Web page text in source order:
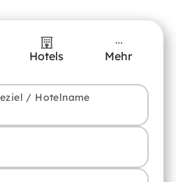
Hotels Mehr
/ Hotelname